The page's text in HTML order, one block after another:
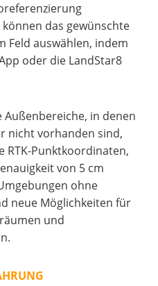
das gewünschte
Feld auswählen, indem
oder die LandStar8
in denen
nicht vorhanden sind,
RTK-Punktkoordinaten,
von 5 cm
ohne
neue Möglichkeiten für
und